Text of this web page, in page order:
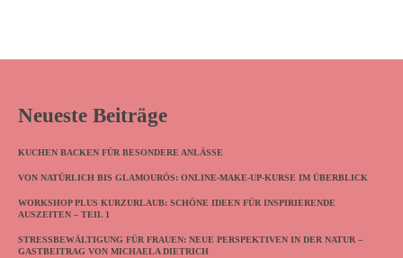
Neueste Beiträge
KUCHEN BACKEN FÜR BESONDERE ANLÄSSE
VON NATÜRLICH BIS GLAMOURÖS: ONLINE-MAKE-UP-KURSE IM ÜBERBLICK
WORKSHOP PLUS KURZURLAUB: SCHÖNE IDEEN FÜR INSPIRIERENDE
AUSZEITEN – TEIL 1
STRESSBEWÄLTIGUNG FÜR FRAUEN: NEUE PERSPEKTIVEN IN DER NATUR –
GASTBEITRAG VON MICHAELA DIETRICH